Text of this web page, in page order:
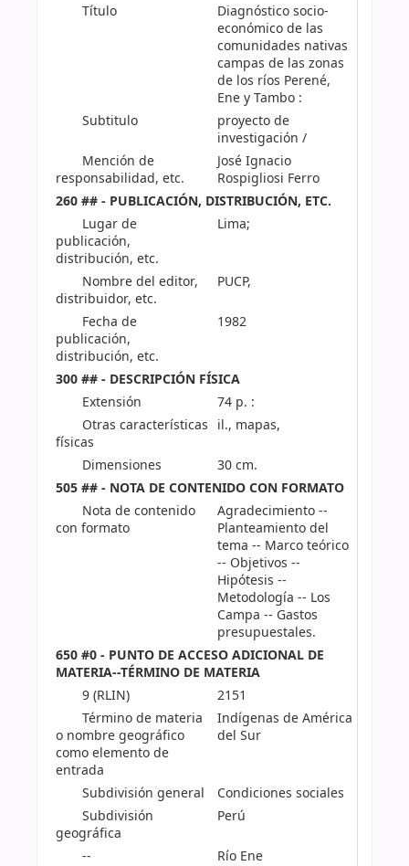
Título
Diagnóstico socio-
económico de las
comunidades nativas
campas de las zonas
de los ríos Perené,
Ene y Tambo :
Subtitulo
proyecto de
investigación /
Mención de
responsabilidad, etc.
José Ignacio
Rospigliosi Ferro
260 ## - PUBLICACIÓN, DISTRIBUCIÓN, ETC.
Lugar de
publicación,
distribución, etc.
Lima;
Nombre del editor,
distribuidor, etc.
PUCP,
Fecha de
publicación,
distribución, etc.
1982
300 ## - DESCRIPCIÓN FÍSICA
Extensión
74 p. :
Otras características
físicas
il., mapas,
Dimensiones
30 cm.
505 ## - NOTA DE CONTENIDO CON FORMATO
Nota de contenido
con formato
Agradecimiento --
Planteamiento del
tema -- Marco teórico
-- Objetivos --
Hipótesis --
Metodología -- Los
Campa -- Gastos
presupuestales.
650 #0 - PUNTO DE ACCESO ADICIONAL DE
MATERIA--TÉRMINO DE MATERIA
9 (RLIN)
2151
Término de materia
o nombre geográfico
como elemento de
entrada
Indígenas de América
del Sur
Subdivisión general
Condiciones sociales
Subdivisión
geográfica
Perú
-- Río Ene